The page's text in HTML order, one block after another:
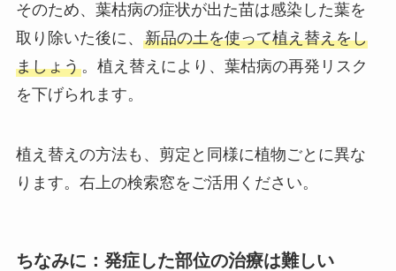
そのため、葉枯病の症状が出た苗は感染した葉を
取り除いた後に、 新品の土を使って植え替えをし
ましょう。植え替えにより、葉枯病の再発リスク
を下げられます。
植え替えの方法も、剪定と同様に植物ごとに異な
ります。右上の検索窓をご活用ください。
ちなみに：発症した部位の治療は難しい